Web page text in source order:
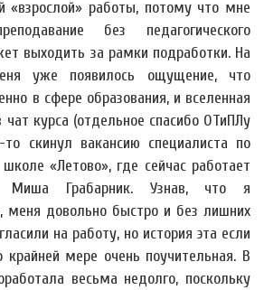
«взрослой» работы, потому что мне
без педагогического
выходить за рамки подработки. На
уже появилось ощущение, что
в сфере образования, и вселенная
курса (отдельное спасибо ОТиПЛу
то скинул вакансию специалиста по
«Летово», где сейчас работает
Миша Грабарник. Узнав, что я
меня довольно быстро и без лишних
на работу, но история эта если
крайней мере очень поучительная. В
весьма недолго, поскольку